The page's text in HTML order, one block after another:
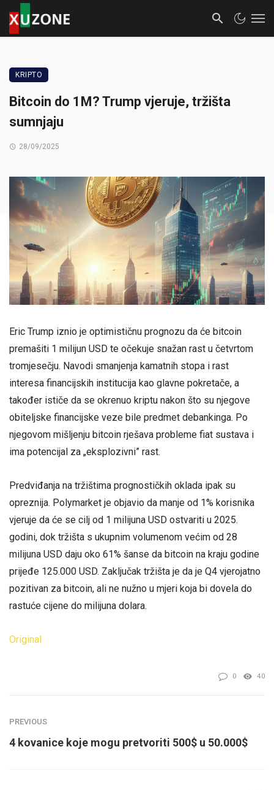
KRIPTO
Bitcoin do 1M? Trump vjeruje, tržišta
sumnjaju
28/09/2025
Eric Trump iznio je optimističnu prognozu da će bitcoin
premašiti 1 milijun USD te očekuje snažan rast u četvrtom
tromjesečju. Navodi smanjenja kamatnih stopa i rast
interesa financijskih institucija kao glavne pokretače, a
također ističe da se okrenuo kriptu nakon što su njegove
obiteljske financijske veze bile predmet debankinga. Po
njegovom mišljenju bitcoin rješava probleme fiat sustava i
ima potencijal za „eksplozivni” rast.
Predviđanja na tržištima prognostičkih oklada ipak su
opreznija. Polymarket je objavio da manje od 1% korisnika
vjeruje da će se cilj od 1 milijuna USD ostvariti u 2025.
godini, dok tržišta s ukupnim volumenom većim od 28
milijuna USD daju oko 61% šanse da bitcoin na kraju godine
prijeđe 125.000 USD. Zaključak tržišta je da je Q4 vjerojatno
pozitivan za bitcoin, ali ne nužno u mjeri koja bi dovela do
rastuće cijene do milijuna dolara.
Original
0 40
PREVIOUS
4 kovanice koje mogu pretvoriti 500$ u 50.000$